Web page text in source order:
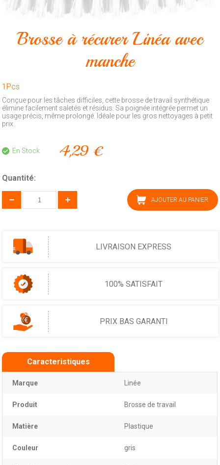
Animalerie
Outillage
d'artifice
CONTACT
Brosse à récurer Linéa avec
manche
1Pcs
Conçue pour les tâches difficiles, cette brosse de travail synthétique
élimine facilement saletés et résidus. Sa poignée intégrée permet un
usage précis, même prolongé. Idéale pour les gros nettoyages à petit
prix.
En Stock 4,29 €
Quantité:
AJOUTER AU PANIER
LIVRAISON EXPRESS
100% SATISFAIT
PRIX BAS GARANTI
Caracteristiques
Marque Linée
Produit Brosse de travail
Matière Plastique
Couleur gris